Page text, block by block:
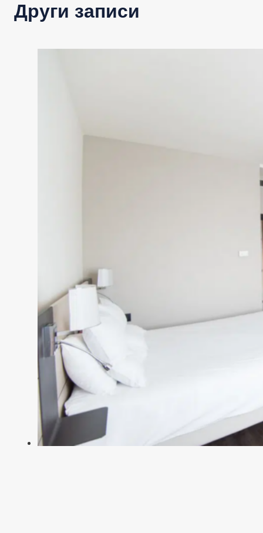
Други записи